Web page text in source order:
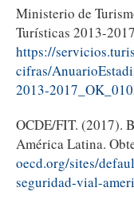
Ministerio de
Turísticas 2013-
https://
cifras/
2013-
OCDE/FIT. (2017).
América Latina.
oecd.org/sites/
seguridad-vial-